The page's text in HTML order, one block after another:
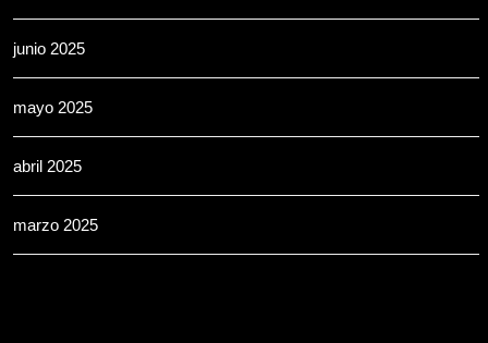
junio 2025
mayo 2025
abril 2025
marzo 2025